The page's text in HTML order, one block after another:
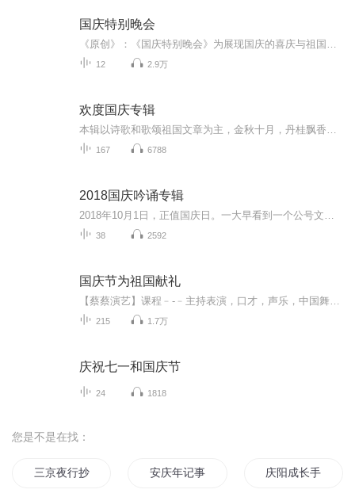
国庆特别晚会
12 2.9万
欢度国庆专辑
167 6788
2018国庆吟诵专辑
38 2592
国庆节为祖国献礼
215 1.7万
庆祝七一和国庆节
24 1818
您是不是在找：
三京夜行抄 安庆年记事 庆阳成长手札